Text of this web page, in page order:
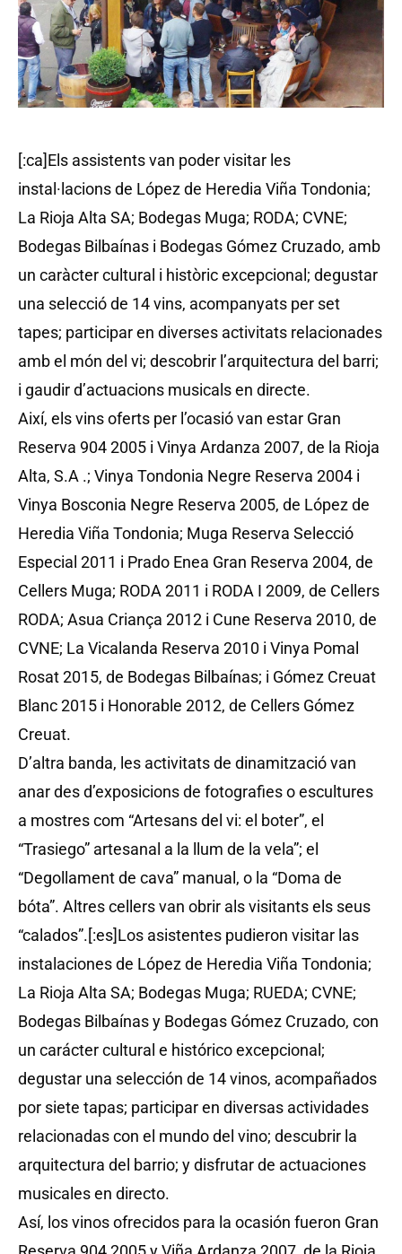
[:ca]Els assistents van poder visitar les
instal·lacions de López de Heredia Viña Tondonia;
La Rioja Alta SA; Bodegas Muga; RODA; CVNE;
Bodegas Bilbaínas i Bodegas Gómez Cruzado, amb
un caràcter cultural i històric excepcional; degustar
una selecció de 14 vins, acompanyats per set
tapes; participar en diverses activitats relacionades
amb el món del vi; descobrir l’arquitectura del barri;
i gaudir d’actuacions musicals en directe.
Així, els vins oferts per l’ocasió van estar Gran
Reserva 904 2005 i Vinya Ardanza 2007, de la Rioja
Alta, S.A .; Vinya Tondonia Negre Reserva 2004 i
Vinya Bosconia Negre Reserva 2005, de López de
Heredia Viña Tondonia; Muga Reserva Selecció
Especial 2011 i Prado Enea Gran Reserva 2004, de
Cellers Muga; RODA 2011 i RODA I 2009, de Cellers
RODA; Asua Criança 2012 i Cune Reserva 2010, de
CVNE; La Vicalanda Reserva 2010 i Vinya Pomal
Rosat 2015, de Bodegas Bilbaínas; i Gómez Creuat
Blanc 2015 i Honorable 2012, de Cellers Gómez
Creuat.
D’altra banda, les activitats de dinamització van
anar des d’exposicions de fotografies o escultures
a mostres com “Artesans del vi: el boter”, el
“Trasiego” artesanal a la llum de la vela”; el
“Degollament de cava” manual, o la “Doma de
bóta”. Altres cellers van obrir als visitants els seus
“calados”.[:es]Los asistentes pudieron visitar las
instalaciones de López de Heredia Viña Tondonia;
La Rioja Alta SA; Bodegas Muga; RUEDA; CVNE;
Bodegas Bilbaínas y Bodegas Gómez Cruzado, con
un carácter cultural e histórico excepcional;
degustar una selección de 14 vinos, acompañados
por siete tapas; participar en diversas actividades
relacionadas con el mundo del vino; descubrir la
arquitectura del barrio; y disfrutar de actuaciones
musicales en directo.
Así, los vinos ofrecidos para la ocasión fueron Gran